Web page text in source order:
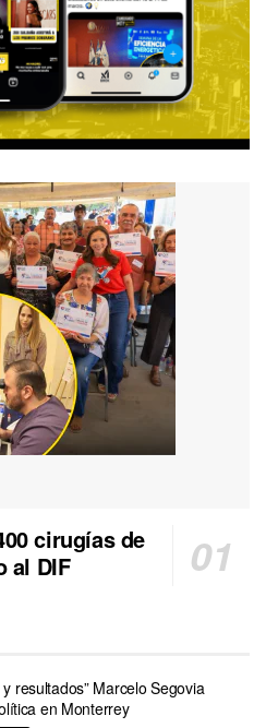
cirugías de
al DIF
resultados” Marcelo Segovia
en Monterrey